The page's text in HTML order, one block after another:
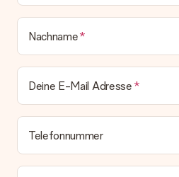
Nachname
Deine E-Mail Adresse
Telefonnummer